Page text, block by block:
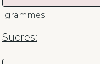
grammes
Sucres: